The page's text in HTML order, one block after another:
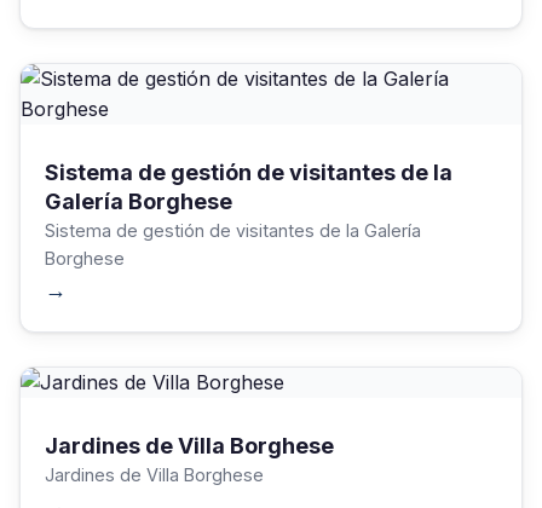
Sistema de gestión de visitantes de la
Galería Borghese
Sistema de gestión de visitantes de la Galería
Borghese
→
Jardines de Villa Borghese
Jardines de Villa Borghese